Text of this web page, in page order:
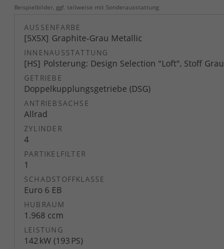
Beispielbilder, ggf. teilweise mit Sonderausstattung
AUSSENFARBE
5X5X Graphite-Grau Metallic
INNENAUSSTATTUNG
HS Polsterung: Design Selection "Loft", Stoff Grau
GETRIEBE
Doppelkupplungsgetriebe (DSG)
ANTRIEBSACHSE
Allrad
ZYLINDER
4
PARTIKELFILTER
1
SCHADSTOFFKLASSE
Euro 6 EB
HUBRAUM
1.968 ccm
LEISTUNG
142 kW (193 PS)